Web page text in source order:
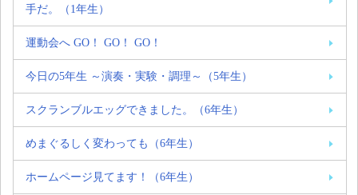
手だ。（1年生）
運動会へ GO！ GO！ GO！
今日の5年生 ～演奏・実験・調理～（5年生）
スクランブルエッグできました。（6年生）
めまぐるしく変わっても（6年生）
ホームページ見てます！（6年生）